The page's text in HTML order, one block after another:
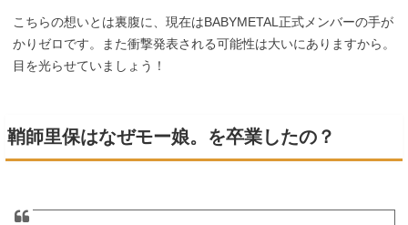
こちらの想いとは裏腹に、現在はBABYMETAL正式メンバーの手が
かりゼロです。また衝撃発表される可能性は大いにありますから。
目を光らせていましょう！
鞘師里保はなぜモー娘。を卒業したの？